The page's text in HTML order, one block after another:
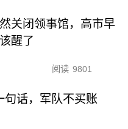
关闭领事馆，高市早
醒了
阅读 9801
句话，军队不买账